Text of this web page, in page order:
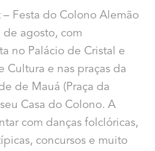
– Festa do Colono Alemão
agosto, com
no Palácio de Cristal e
Cultura e nas praças da
de Mauá (Praça da
Casa do Colono. A
com danças folclóricas,
concursos e muito